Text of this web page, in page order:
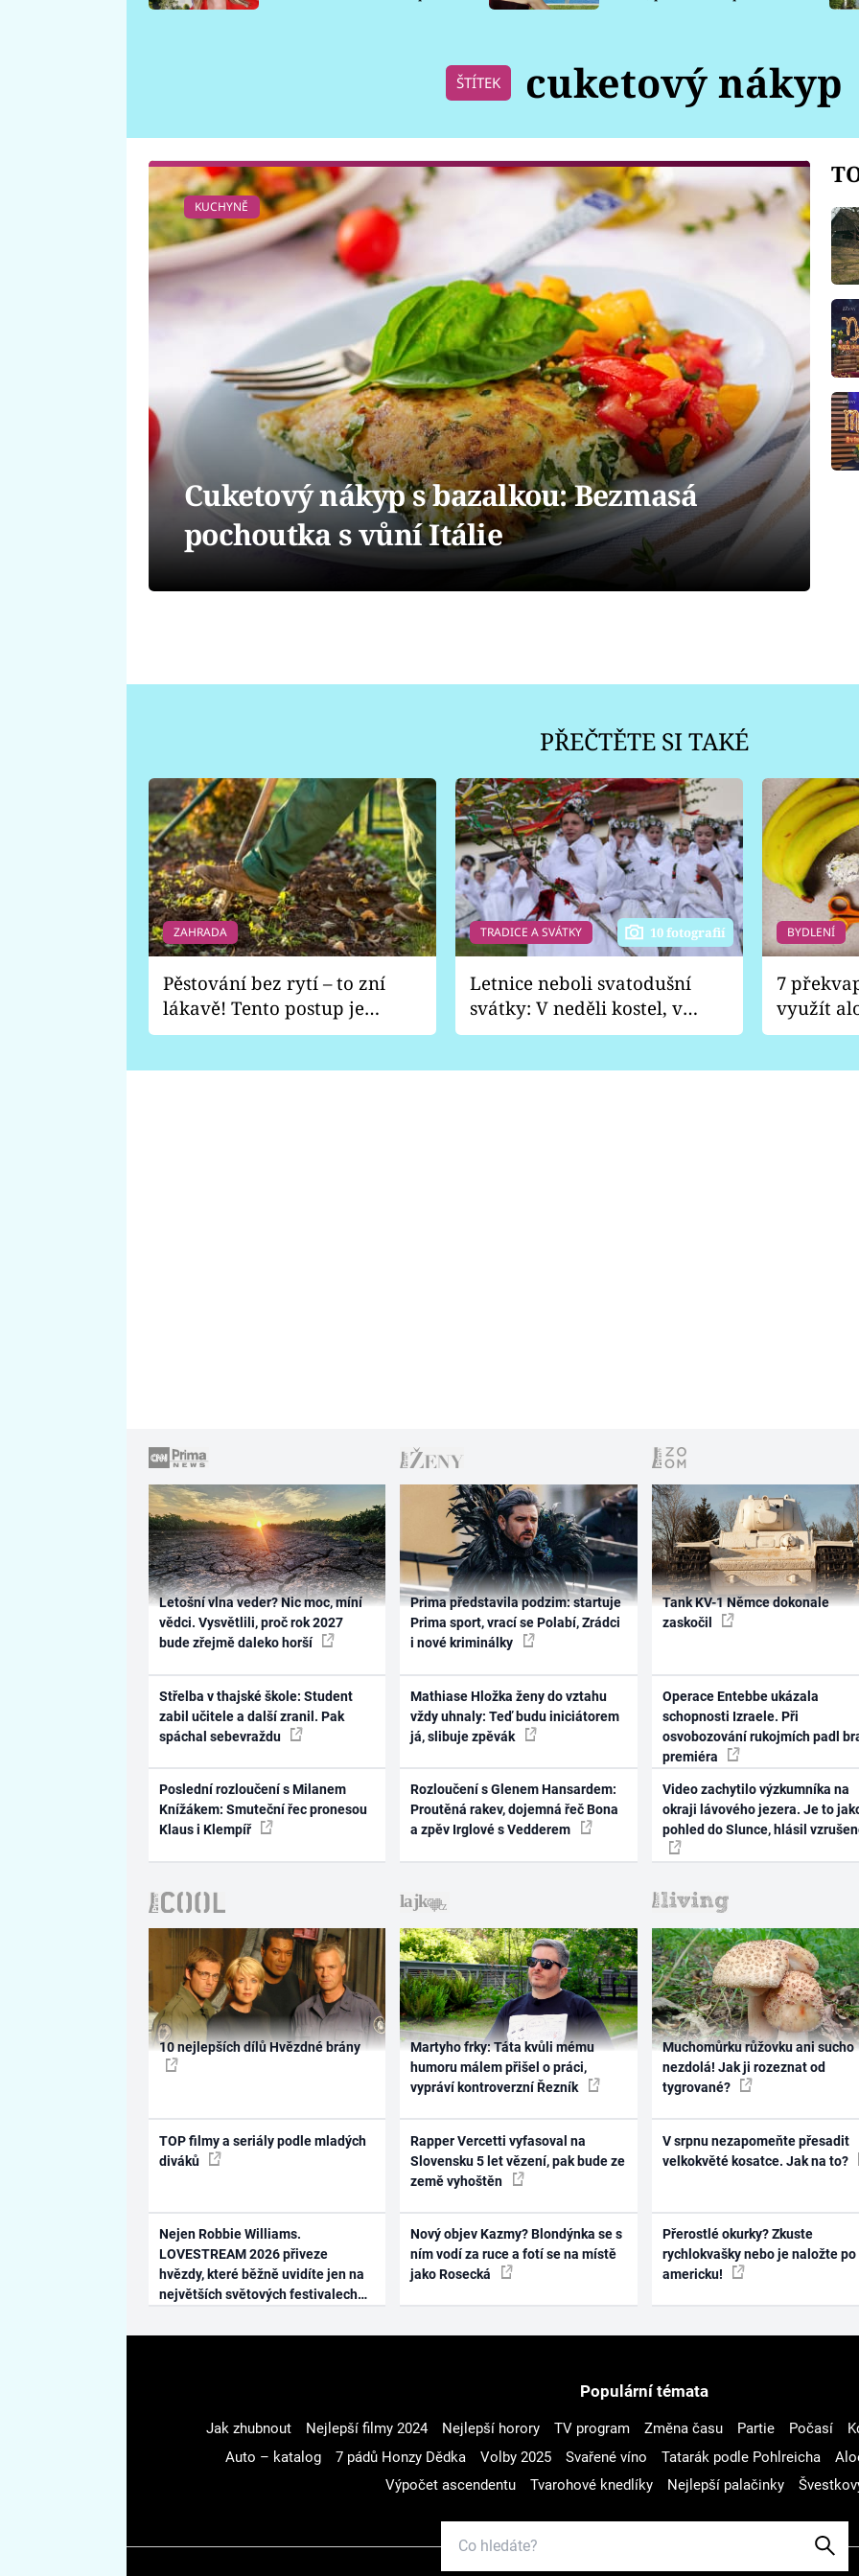
ŠTÍTEK cuketový nákyp
KUCHYNĚ
Cuketový nákyp s bazalkou: Bezmasá
pochoutka s vůní Itálie
PŘEČTĚTE SI TAKÉ
ZAHRADA
Pěstování bez rytí – to zní
lákavě! Tento postup je
vhodný jen pro některé
TRADICE A SVÁTKY 10 fotografií
Letnice neboli svatodušní
svátky: V neděli kostel, v
pondělí zábava
BYDLENÍ
7
využít
Letošní vlna veder? Nic moc, míní
vědci. Vysvětlili, proč rok 2027
bude zřejmě daleko horší
Střelba v thajské škole: Student
zabil učitele a další zranil. Pak
spáchal sebevraždu
Poslední rozloučení s Milanem
Knížákem: Smuteční řec pronesou
Klaus i Klempíř
Prima představila podzim: startuje
Prima sport, vrací se Polabí, Zrádci
i nové kriminálky
Mathiase Hložka ženy do vztahu
vždy uhnaly: Teď budu iniciátorem
já, slibuje zpěvák
Rozloučení s Glenem Hansardem:
Proutěná rakev, dojemná řeč Bona
a zpěv Irglové s Vedderem
Tank KV-1 Němce dokonale
zaskočil
Operace Entebbe ukázala
schopnosti Izraele. Při
osvobozování rukojmích padl
premiéra
Video zachytilo výzkumníka na
okraji lávového jezera. Je to
pohled do Slunce, hlásil
10 nejlepších dílů Hvězdné brány
TOP filmy a seriály podle mladých
diváků
Nejen Robbie Williams.
LOVESTREAM 2026 přiveze
hvězdy, které běžně uvidíte jen na
největších světových festivalech
Martyho frky: Táta kvůli mému
humoru málem přišel o práci,
vypráví kontroverzní Řezník
Rapper Vercetti vyfasoval na
Slovensku 5 let vězení, pak bude ze
země vyhoštěn
Nový objev Kazmy? Blondýnka se s
ním vodí za ruce a fotí se na místě
jako Rosecká
Muchomůrku růžovku ani sucho
nezdolá! Jak ji rozeznat od
tygrované?
V srpnu nezapomeňte přesadit
velkokvěté kosatce. Jak na to?
Přerostlé okurky? Zkuste
rychlokvašky nebo je naložte po
americku!
Populární témata
Jak zhubnout Nejlepší filmy 2024 Nejlepší horory TV program Změna času Partie Počasí
Auto – katalog
7 pádů Honzy Dědka Volby 2025 Svařené víno Tatarák podle Pohlreicha
Výpočet ascendentu
Tvarohové knedlíky Nejlepší palačinky